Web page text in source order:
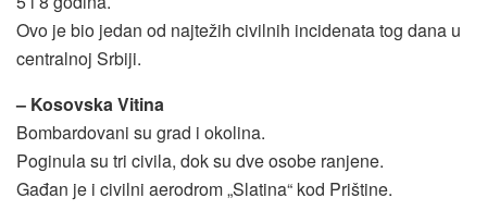
Ovo je bio jedan od najtežih civilnih incidenata tog dana u
centralnoj Srbiji.
– Kosovska Vitina
Bombardovani su grad i okolina.
Poginula su tri civila, dok su dve osobe ranjene.
Gađan je i civilni aerodrom „Slatina“ kod Prištine.